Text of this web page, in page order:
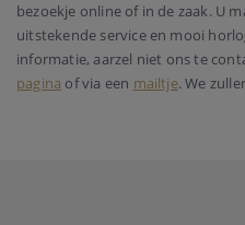
bezoekje online of in de zaak. U
uitstekende service en mooi
informatie, aarzel niet ons te
pagina of via een mailtje. We